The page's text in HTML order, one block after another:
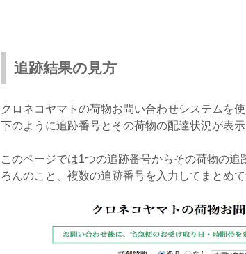
追跡結果の見方
クロネコヤマトの荷物お問い合わせシステムを
下のように追跡番号とその荷物の配達状況が表示
このページでは1つの追跡番号からその荷物の
ろんのこと、複数の追跡番号を入力してまとめ